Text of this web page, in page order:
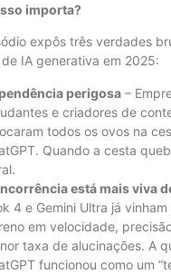
importa?
expôs três verdades
IA generativa em 2025:
perigosa –
e criadores de
todos os ovos na
Quando a cesta
está mais viva
4 e Gemini Ultra já
em velocidade,
taxa de alucinações. A
funcionou como um